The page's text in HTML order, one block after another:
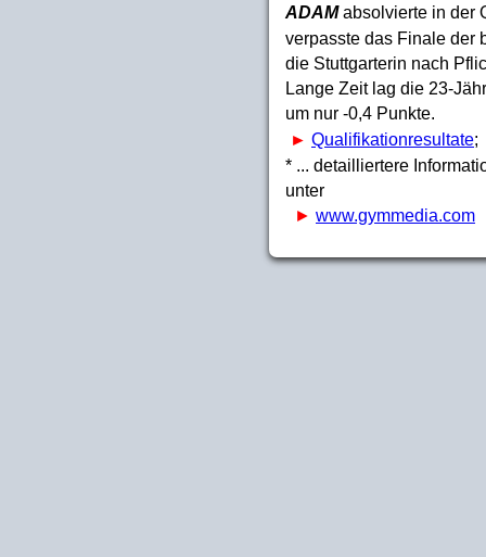
ADAMabsolvierte in der
verpasste das Finale der
die Stuttgarterin nach
Lange Zeit lag die 23-
um nur -0,4 Punkte.
► Qualifikationresultate
* ... detailliertere
unter
► www.gymmedia.com